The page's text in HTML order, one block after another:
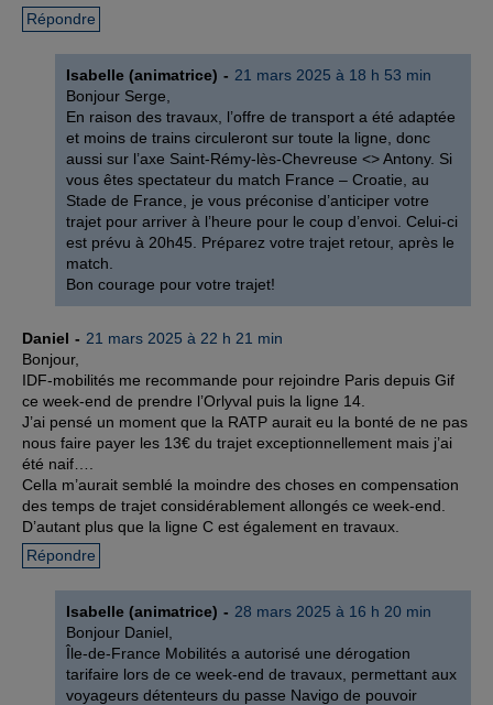
Répondre
Isabelle (animatrice)
21 mars 2025 à 18 h 53 min
Bonjour Serge,
En raison des travaux, l’offre de transport a été adaptée
et moins de trains circuleront sur toute la ligne, donc
aussi sur l’axe Saint-Rémy-lès-Chevreuse <> Antony. Si
vous êtes spectateur du match France – Croatie, au
Stade de France, je vous préconise d’anticiper votre
trajet pour arriver à l’heure pour le coup d’envoi. Celui-ci
est prévu à 20h45. Préparez votre trajet retour, après le
match.
Bon courage pour votre trajet!
Daniel
21 mars 2025 à 22 h 21 min
Bonjour,
IDF-mobilités me recommande pour rejoindre Paris depuis Gif
ce week-end de prendre l’Orlyval puis la ligne 14.
J’ai pensé un moment que la RATP aurait eu la bonté de ne pas
nous faire payer les 13€ du trajet exceptionnellement mais j’ai
été naif….
Cella m’aurait semblé la moindre des choses en compensation
des temps de trajet considérablement allongés ce week-end.
D’autant plus que la ligne C est également en travaux.
Répondre
Isabelle (animatrice)
28 mars 2025 à 16 h 20 min
Bonjour Daniel,
Île-de-France Mobilités a autorisé une dérogation
tarifaire lors de ce week-end de travaux, permettant aux
voyageurs détenteurs du passe Navigo de pouvoir